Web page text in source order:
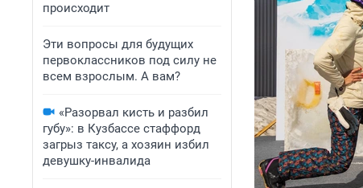
происходит
Эти вопросы для будущих
первоклассников под силу не
всем взрослым. А вам?
«Разорвал кисть и разбил
губу»: в Кузбассе стаффорд
загрыз таксу, а хозяин избил
девушку-инвалида